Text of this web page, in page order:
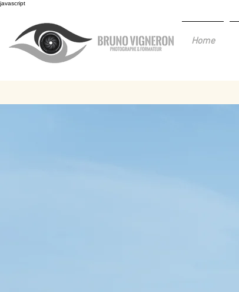
javascript
Home